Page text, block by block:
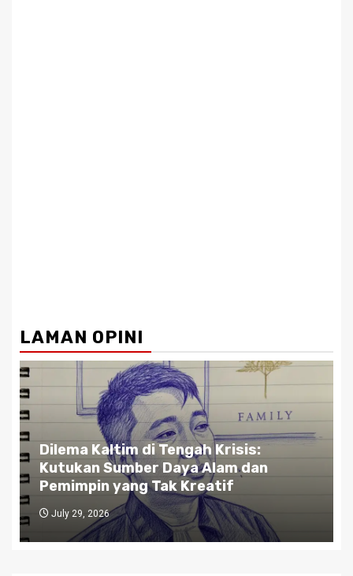
LAMAN OPINI
Dilema Kaltim di Tengah Krisis:
Kutukan Sumber Daya Alam dan
Pemimpin yang Tak Kreatif
July 29, 2026